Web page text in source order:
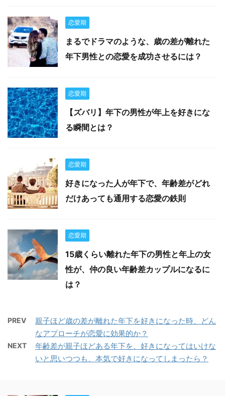
恋愛期
まるでドラマのような、歳の差が離れた
年下男性との恋愛を成功させるには？
恋愛期
【ズバリ】年下の男性が年上を好きにな
る瞬間とは？
恋愛期
好きになった人が年下で、年齢差がどれ
だけあっても通用する恋愛の鉄則
恋愛期
15歳くらい離れた年下の男性と年上の女
性が、仲の良い年齢差カップルになるに
は？
PREV
親子ほど歳の差が離れた年下を好きになった時、どん
なアプローチが恋愛に効果的か？
NEXT
年齢差が親子ほどある年下を、好きになってはいけな
いと思いつつも、本気で好きになってしまったら？